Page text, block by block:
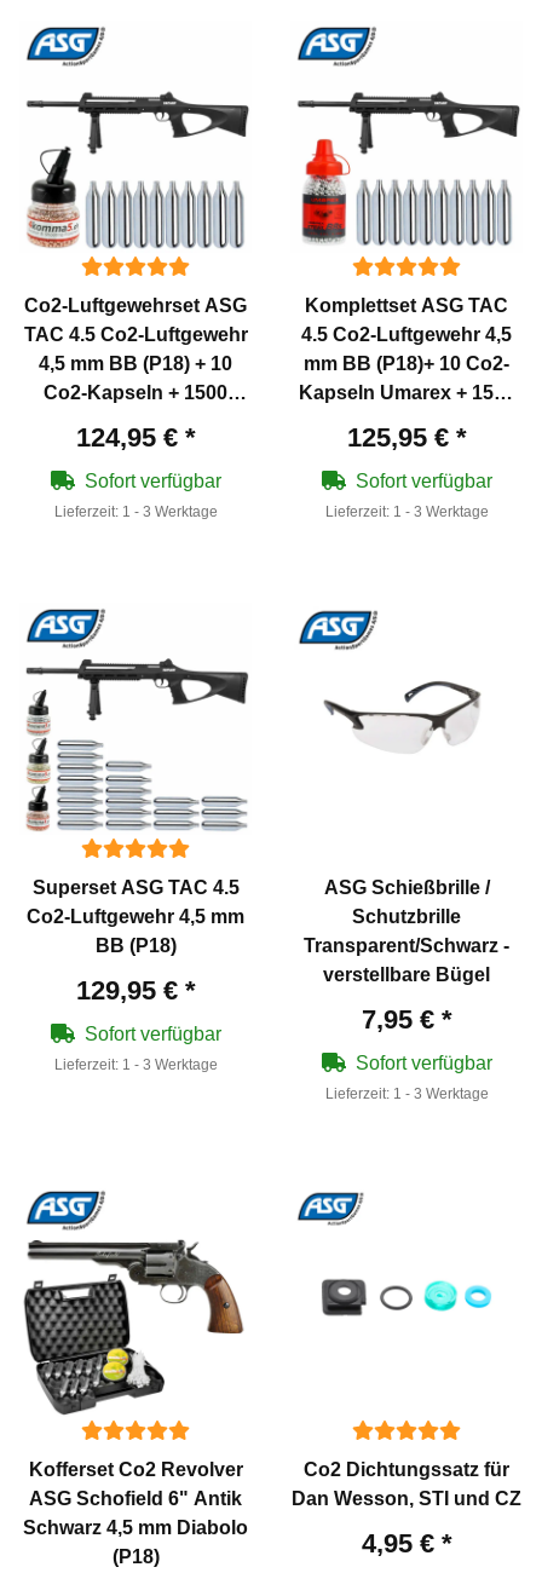
Co2-Luftgewehrset ASG
TAC 4.5 Co2-Luftgewehr
4,5 mm BB (P18) + 10
Co2-Kapseln + 1500
124,95 € *
Sofort verfügbar
Lieferzeit: 1 - 3 Werktage
Komplettset ASG TAC
4.5 Co2-Luftgewehr 4,5
mm BB (P18)+ 10 Co2-
Kapseln Umarex + 1500
125,95 € *
Sofort verfügbar
Lieferzeit: 1 - 3 Werktage
Superset ASG TAC 4.5
Co2-Luftgewehr 4,5 mm
BB (P18)
129,95 € *
Sofort verfügbar
Lieferzeit: 1 - 3 Werktage
ASG Schießbrille /
Schutzbrille
Transparent/Schwarz -
verstellbare Bügel
7,95 € *
Sofort verfügbar
Lieferzeit: 1 - 3 Werktage
Kofferset Co2 Revolver
ASG Schofield 6" Antik
Schwarz 4,5 mm Diabolo
(P18)
Co2 Dichtungssatz für
Dan Wesson, STI und CZ
4,95 € *